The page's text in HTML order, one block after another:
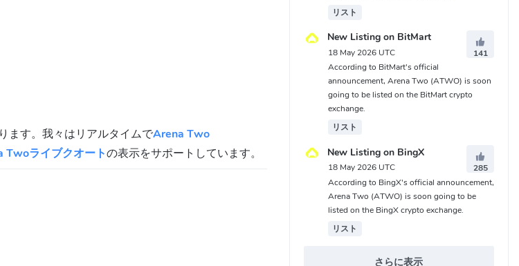
ます。我々はリアルタイムでArena Two
Twoライブクオートの表示をサポートしています。
リスト
New Listing on BitMart
18 May 2026 UTC
141
According to BitMart's official
announcement, Arena Two (ATWO) is soon
going to be listed on the BitMart crypto
exchange.
リスト
New Listing on BingX
18 May 2026 UTC
285
According to BingX's official announcement,
Arena Two (ATWO) is soon going to be
listed on the BingX crypto exchange.
リスト
さらに表示